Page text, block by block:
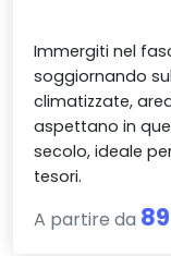
Immergiti nel
soggiornando
climatizzate,
aspettano in
secolo, ideale
tesori.
A partire da